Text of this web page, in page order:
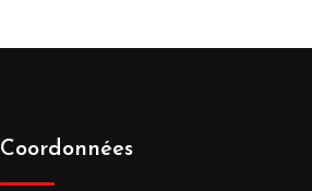
Coordonnées